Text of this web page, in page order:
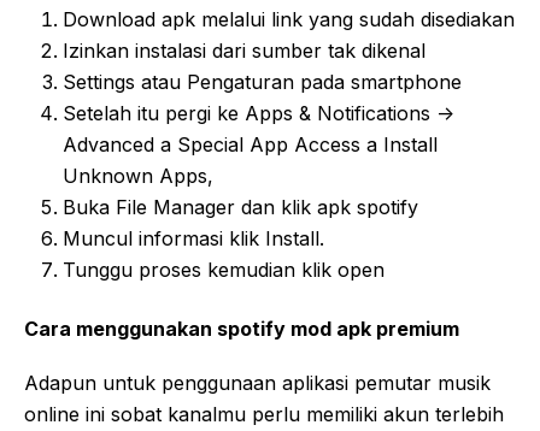
Download apk melalui link yang sudah disediakan
Izinkan instalasi dari sumber tak dikenal
Settings atau Pengaturan pada smartphone
Setelah itu pergi ke Apps & Notifications ->
Advanced a Special App Access a Install
Unknown Apps,
Buka File Manager dan klik apk spotify
Muncul informasi klik Install.
Tunggu proses kemudian klik open
Cara menggunakan spotify mod apk premium
Adapun untuk penggunaan aplikasi pemutar musik
online ini sobat kanalmu perlu memiliki akun terlebih